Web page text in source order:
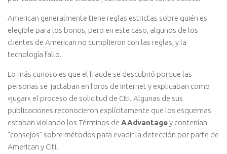
American generalmente tiene reglas estrictas sobre quién es
elegible para los bonos, pero en este caso, algunos de los
clientes de American no cumplieron con las reglas, y la
tecnología fallo.
Lo más curioso es que el fraude se descubrió porque las
personas se jactaban en foros de internet y explicaban como
«jugar» el proceso de solicitud de Citi. Algunas de sus
publicaciones reconocieron explícitamente que los esquemas
estaban violando los Términos de AAdvantagey contenían
“consejos” sobre métodos para evadir la detección por parte de
American y Citi.